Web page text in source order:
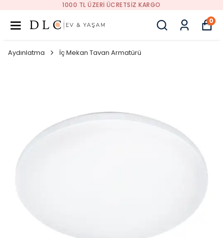
1000 TL ÜZERI ÜCRETSIZ KARGO
0
Aydınlatma İç Mekan Tavan Armatürü